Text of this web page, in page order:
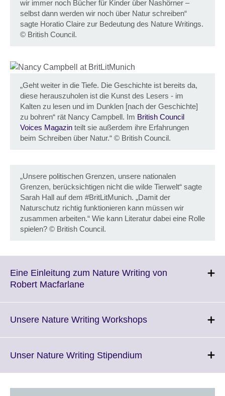
wir immer noch Bücher für Kinder über Nashörner –
selbst dann werden wir noch über Natur schreiben“
sagte Horatio Claire zur Bedeutung des Nature Writings.
© British Council.
„Geht weiter in die Tiefe. Die Geschichte ist bereits da,
diese herauszuholen ist die Kunst des Lesers - im
Kalten zu lesen und im Dunklen [nach der Geschichte]
zu bohren“ rät Nancy Campbell. Im British Council
Voices Magazin teilt sie außerdem ihre Erfahrungen
beim Schreiben über Natur.“ © British Council.
„Unsere politischen Grenzen, unsere nationalen
Grenzen, berücksichtigen nicht die wilde Tierwelt“ sagte
Sarah Hall auf dem #BritLitMunich. „Damit der
Naturschutz richtig funktionieren kann müssen wir
zusammen arbeiten.“ Wie kann Literatur dabei eine Rolle
spielen? © British Council.
Eine Einleitung zum Nature Writing von
Robert MacfarlaneClick
More
Unsere Nature Writing WorkshopsClick
Unser Nature Writing Stipendium
More